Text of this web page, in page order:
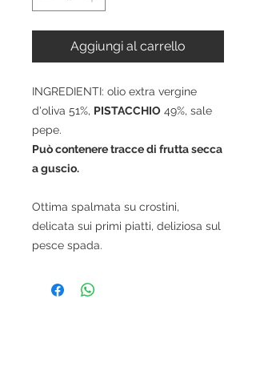
Aggiungi al carrello
INGREDIENTI: olio extra vergine
d'oliva 51%, PISTACCHIO 49%, sale
pepe.
Può contenere tracce di frutta secca
a guscio.
Ottima spalmata su crostini,
delicata sui primi piatti, deliziosa sul
pesce spada.